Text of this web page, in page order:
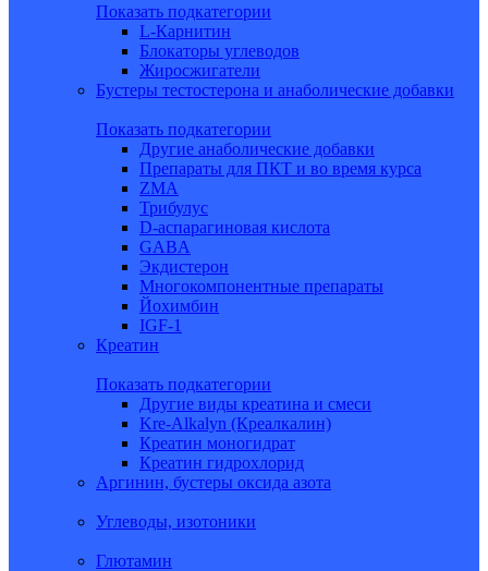
Показать подкатегории
L-Карнитин
Блокаторы углеводов
Жиросжигатели
Бустеры тестостерона и анаболические добавки
Показать подкатегории
Другие анаболические добавки
Препараты для ПКТ и во время курса
ZMA
Трибулус
D-аспарагиновая кислота
GABA
Экдистерон
Многокомпонентные препараты
Йохимбин
IGF-1
Креатин
Показать подкатегории
Другие виды креатина и смеси
Kre-Alkalyn (Креалкалин)
Креатин моногидрат
Креатин гидрохлорид
Аргинин, бустеры оксида азота
Углеводы, изотоники
Глютамин